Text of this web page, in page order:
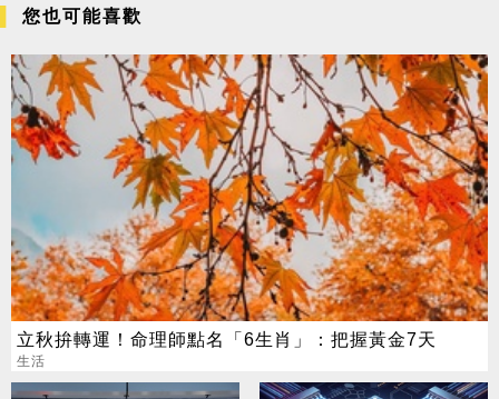
您也可能喜歡
立秋拚轉運！命理師點名「6生肖」：把握黃金7天
生活